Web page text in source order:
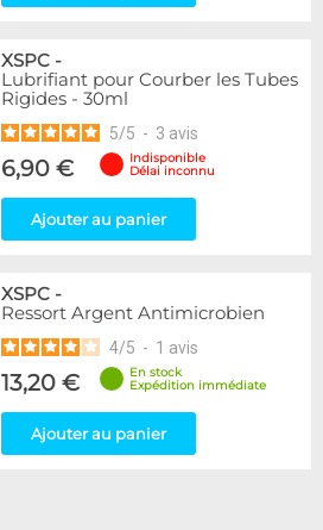
XSPC -
Lubrifiant pour Courber les Tubes
Rigides - 30ml
5/5 - 3 avis
6,90 €
Indisponible
Délai inconnu
Ajouter au panier
XSPC -
Ressort Argent Antimicrobien
4/5 - 1 avis
13,20 €
En stock
Expédition immédiate
Ajouter au panier